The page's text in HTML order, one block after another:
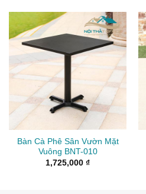
Bàn Cà Phê Sân Vườn Mặt
Vuông BNT-010
1,725,000 ₫